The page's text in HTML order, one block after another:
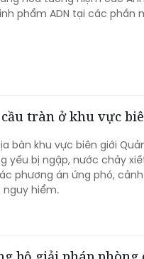
tràn ở khu vực
bàn khu vực biên giới
yếu bị ngập, nước chảy
phương án ứng phó,
nguy hiểm.
bộ giải pháp phòng